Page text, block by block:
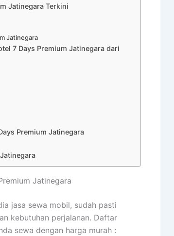
Jatinegara Terkini
Jatinegara
7 Days Premium Jatinegara dari
Premium Jatinegara
Jatinegara
jasa sewa mobil, sudah pasti
kebutuhan perjalanan. Daftar
sewa dengan harga murah :